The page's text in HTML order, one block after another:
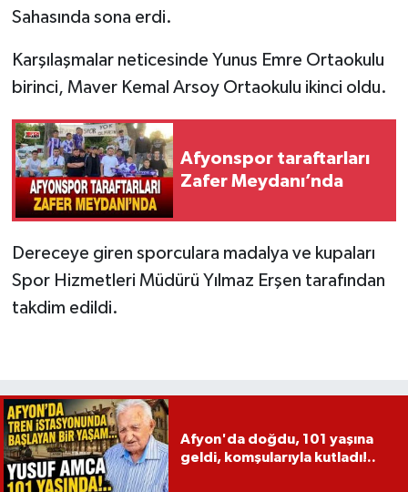
Sahasında sona erdi.
Karşılaşmalar neticesinde Yunus Emre Ortaokulu
birinci, Maver Kemal Arsoy Ortaokulu ikinci oldu.
Afyonspor taraftarları
Zafer Meydanı’nda
Dereceye giren sporculara madalya ve kupaları
Spor Hizmetleri Müdürü Yılmaz Erşen tarafından
takdim edildi.
Afyon'da doğdu, 101 yaşına
geldi, komşularıyla kutladı!..